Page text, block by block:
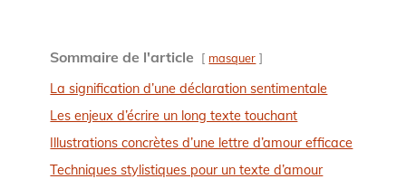
Sommaire de l'article masquer
La signification d’une déclaration sentimentale
Les enjeux d’écrire un long texte touchant
Illustrations concrètes d’une lettre d’amour efficace
Techniques stylistiques pour un texte d’amour